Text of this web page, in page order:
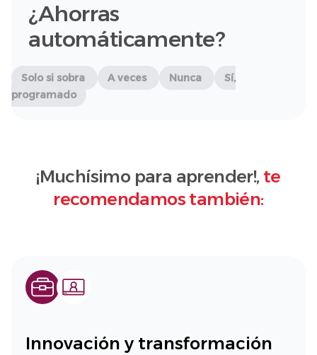
¿Ahorras
automáticamente?
Solo si sobra A veces Nunca
Sí,
programado
¡Muchísimo para aprender!, te
recomendamos también:
Innovación y transformación